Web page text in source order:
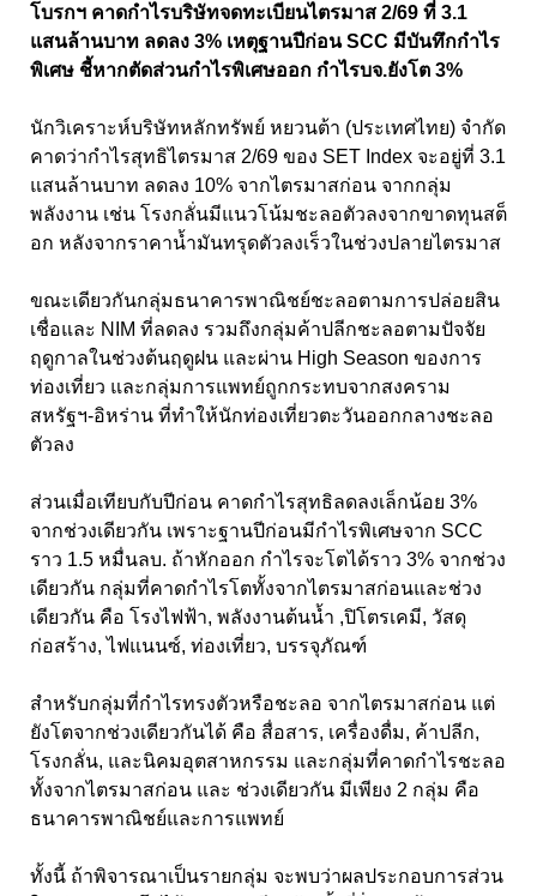
โบรกฯ คาดกำไรบริษัทจดทะเบียนไตรมาส 2/69 ที่ 3.1
แสนล้านบาท ลดลง 3% เหตุฐานปีก่อน SCC มีบันทึกกำไร
พิเศษ ชี้หากตัดส่วนกำไรพิเศษออก กำไรบจ.ยังโต 3%
นักวิเคราะห์บริษัทหลักทรัพย์ หยวนต้า (ประเทศไทย) จำกัด
คาดว่ากำไรสุทธิไตรมาส 2/69 ของ SET Index จะอยู่ที่ 3.1
แสนล้านบาท ลดลง 10% จากไตรมาสก่อน จากกลุ่ม
พลังงาน เช่น โรงกลั่นมีแนวโน้มชะลอตัวลงจากขาดทุนสต็
อก หลังจากราคาน้ำมันทรุดตัวลงเร็วในช่วงปลายไตรมาส
ขณะเดียวกันกลุ่มธนาคารพาณิชย์ชะลอตามการปล่อยสิน
เชื่อและ NIM ที่ลดลง รวมถึงกลุ่มค้าปลีกชะลอตามปัจจัย
ฤดูกาลในช่วงต้นฤดูฝน และผ่าน High Season ของการ
ท่องเที่ยว และกลุ่มการแพทย์ถูกกระทบจากสงคราม
สหรัฐฯ-อิหร่าน ที่ทำให้นักท่องเที่ยวตะวันออกกลางชะลอ
ตัวลง
ส่วนเมื่อเทียบกับปีก่อน คาดกำไรสุทธิลดลงเล็กน้อย 3%
จากช่วงเดียวกัน เพราะฐานปีก่อนมีกำไรพิเศษจาก SCC
ราว 1.5 หมื่นลบ. ถ้าหักออก กำไรจะโตได้ราว 3% จากช่วง
เดียวกัน กลุ่มที่คาดกำไรโตทั้งจากไตรมาสก่อนและช่วง
เดียวกัน คือ โรงไฟฟ้า, พลังงานต้นน้ำ ,ปิโตรเคมี, วัสดุ
ก่อสร้าง, ไฟแนนซ์, ท่องเที่ยว, บรรจุภัณฑ์
สำหรับกลุ่มที่กำไรทรงตัวหรือชะลอ จากไตรมาสก่อน แต่
ยังโตจากช่วงเดียวกันได้ คือ สื่อสาร, เครื่องดื่ม, ค้าปลีก,
โรงกลั่น, และนิคมอุตสาหกรรม และกลุ่มที่คาดกำไรชะลอ
ทั้งจากไตรมาสก่อน และ ช่วงเดียวกัน มีเพียง 2 กลุ่ม คือ
ธนาคารพาณิชย์และการแพทย์
ทั้งนี้ ถ้าพิจารณาเป็นรายกลุ่ม จะพบว่าผลประกอบการส่วน